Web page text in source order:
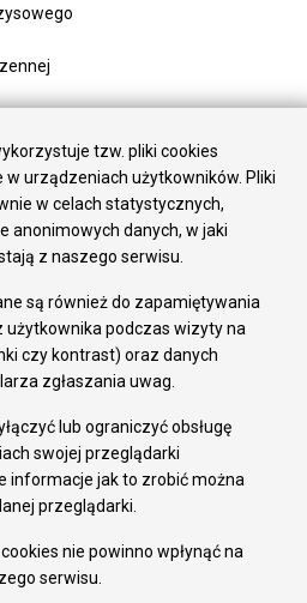
tzw. pliki cookies
w urządzeniach użytkowników. Pliki
w celach statystycznych,
anonimowych danych, w jaki
z naszego serwisu.
są również do zapamiętywania
podczas wizyty na
czy kontrast) oraz danych
zgłaszania uwag.
lub ograniczyć obsługę
swojej przeglądarki
informacje jak to zrobić można
przeglądarki.
nie powinno wpłynąć na
serwisu.